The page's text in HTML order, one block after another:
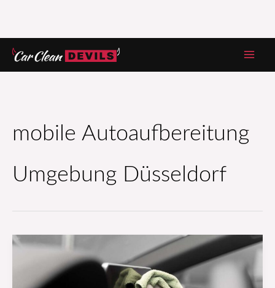
Zum
Inhalt
mobile Autoaufbereitung
Umgebung Düsseldorf
Autowerbung: